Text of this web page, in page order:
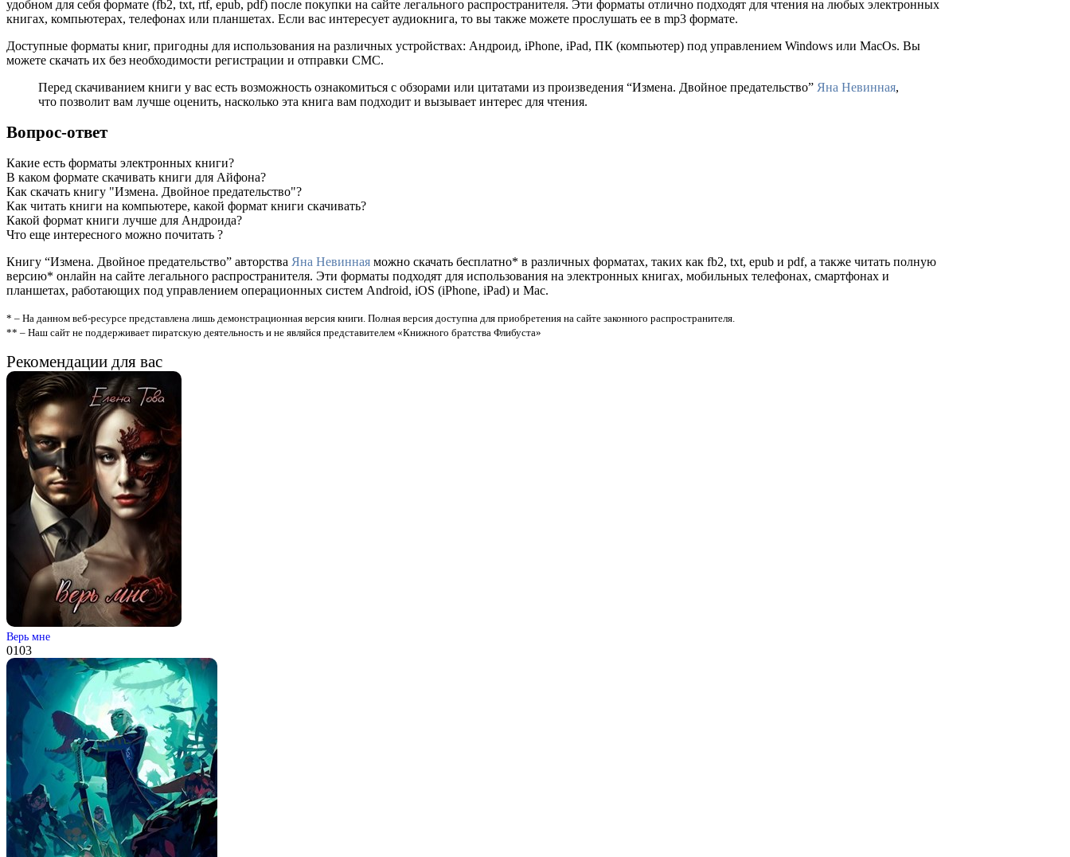
удобном для себя формате (fb2, txt, rtf, epub, pdf) после покупки на сайте легального распространителя. Эти форматы отлично подходят для чтения на любых электронных
книгах, компьютерах, телефонах или планшетах. Если вас интересует аудиокнига, то вы также можете прослушать ее в mp3 формате.
Доступные форматы книг, пригодны для использования на различных устройствах: Андроид, iPhone, iPad, ПК (компьютер) под управлением Windows или MacOs. Вы
можете скачать их без необходимости регистрации и отправки СМС.
Перед скачиванием книги у вас есть возможность ознакомиться с обзорами или цитатами из произведения “Измена. Двойное предательство” Яна Невинная,
что позволит вам лучше оценить, насколько эта книга вам подходит и вызывает интерес для чтения.
Вопрос-ответ
Какие есть форматы электронных книги?
В каком формате скачивать книги для Айфона?
Как скачать книгу "Измена. Двойное предательство"?
Как читать книги на компьютере, какой формат книги скачивать?
Какой формат книги лучше для Андроида?
Что еще интересного можно почитать ?
Книгу “Измена. Двойное предательство” авторства Яна Невинная можно скачать бесплатно* в различных форматах, таких как fb2, txt, epub и pdf, а также читать полную
версию* онлайн на сайте легального распространителя. Эти форматы подходят для использования на электронных книгах, мобильных телефонах, смартфонах и
планшетах, работающих под управлением операционных систем Android, iOS (iPhone, iPad) и Mac.
* – На данном веб-ресурсе представлена лишь демонстрационная версия книги. Полная версия доступна для приобретения на сайте законного распространителя.
** – Наш сайт не поддерживает пиратскую деятельность и не являйся представителем «Книжного братства Флибуста»
Рекомендации для вас
Верь мне
0103